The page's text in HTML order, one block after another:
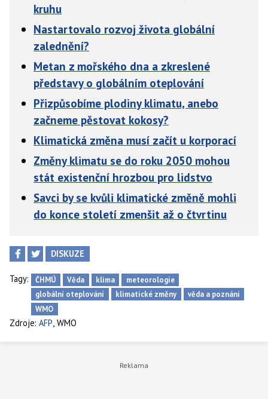
kruhu
Nastartovalo rozvoj života globální
zalednění?
Metan z mořského dna a zkreslené
představy o globálním oteplování
Přizpůsobíme plodiny klimatu, anebo
začneme pěstovat kokosy?
Klimatická změna musí začít u korporací
Změny klimatu se do roku 2050 mohou
stát existenční hrozbou pro lidstvo
Savci by se kvůli klimatické změně mohli
do konce století zmenšit až o čtvrtinu
DISKUZE
Tagy: ČHMÚ Věda klima
meteorologie
globální oteplování
klimatické změny
věda a poznání
WMO
Zdroje: AFP WMO